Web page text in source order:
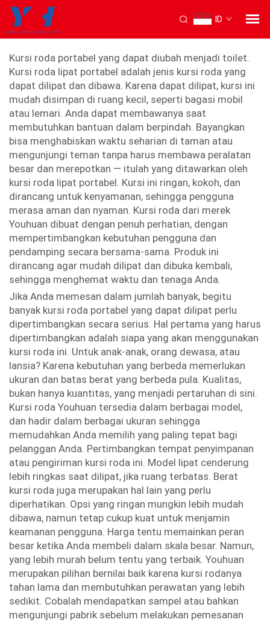
ID
kursi roda lipat portabel
Kursi roda portabel yang dapat diubah menjadi toilet.
Kursi roda lipat portabel adalah jenis kursi roda yang
dapat dilipat dan dibawa. Karena dapat dilipat, kursi ini
mudah disimpan di ruang kecil, seperti bagasi mobil
atau lemari. Anda dapat membawanya saat
membutuhkan bantuan dalam berpindah. Bayangkan
bisa menghabiskan waktu seharian di taman atau
mengunjungi teman tanpa harus membawa peralatan
besar dan merepotkan — itulah yang ditawarkan oleh
kursi roda lipat portabel. Kursi ini ringan, kokoh, dan
dirancang untuk kenyamanan, sehingga pengguna
merasa aman dan nyaman. Kursi roda dari merek
Youhuan dibuat dengan penuh perhatian, dengan
mempertimbangkan kebutuhan pengguna dan
pendamping secara bersama-sama. Produk ini
dirancang agar mudah dilipat dan dibuka kembali,
sehingga menghemat waktu dan tenaga Anda.
Jika Anda memesan dalam jumlah banyak, begitu
banyak kursi roda portabel yang dapat dilipat perlu
dipertimbangkan secara serius. Hal pertama yang harus
dipertimbangkan adalah siapa yang akan menggunakan
kursi roda ini. Untuk anak-anak, orang dewasa, atau
lansia? Karena kebutuhan yang berbeda memerlukan
ukuran dan batas berat yang berbeda pula. Kualitas,
bukan hanya kuantitas, yang menjadi pertaruhan di sini.
Kursi roda Youhuan tersedia dalam berbagai model,
dan hadir dalam berbagai ukuran sehingga
memudahkan Anda memilih yang paling tepat bagi
pelanggan Anda. Pertimbangkan tempat penyimpanan
atau pengiriman kursi roda ini. Model lipat cenderung
lebih ringkas saat dilipat, jika ruang terbatas. Berat
kursi roda juga merupakan hal lain yang perlu
diperhatikan. Opsi yang ringan mungkin lebih mudah
dibawa, namun tetap cukup kuat untuk menjamin
keamanan pengguna. Harga tentu memainkan peran
besar ketika Anda membeli dalam skala besar. Namun,
yang lebih murah belum tentu yang terbaik. Youhuan
merupakan pilihan bernilai baik karena kursi rodanya
tahan lama dan membutuhkan perawatan yang lebih
sedikit. Cobalah mendapatkan sampel atau bahkan
mengunjungi pabrik sebelum melakukan pemesanan